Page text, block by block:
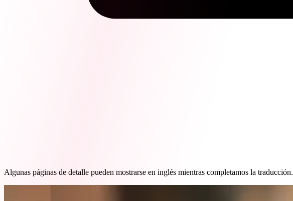
Algunas páginas de detalle pueden mostrarse en inglés mientras completamos la traducción.